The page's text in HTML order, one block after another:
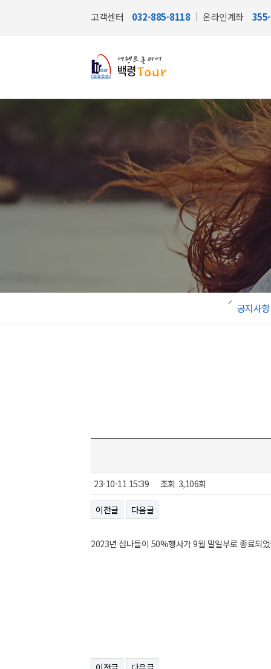
고객센터 032-885-8118 온라인계좌
공지사항
23-10-11 15:39 조회 3,106회
이전글 다음글
2023년 섬나들이 50%행사가 9월 말일부로 종료되